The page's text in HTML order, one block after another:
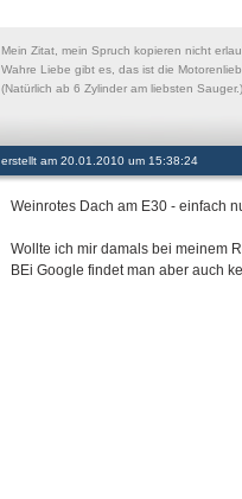
Mein Zitat, mein Spruch kopieren nicht
Wahre Liebe gibt es, das ist die
(Natürlich ab 6 Zylinder am liebsten Sauger.)
erstellt am 20.01.2010 um 15:38:24
Weinrotes Dach am E30 - einfach
Wollte ich mir damals bei meinem
BEi Google findet man aber auch